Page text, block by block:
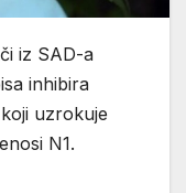
iz SAD-a
inhibira
uzrokuje
N1.